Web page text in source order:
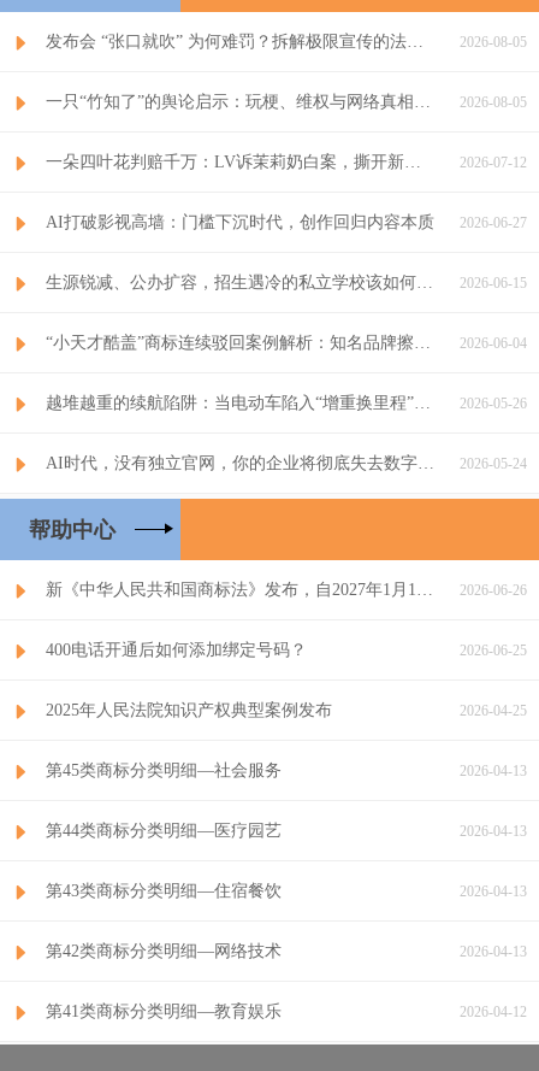
发布会 “张口就吹” 为何难罚？拆解极限宣传的法律漏洞与监管... 2026-08-05
一只“竹知了”的舆论启示：玩梗、维权与网络真相的博弈 2026-08-05
一朵四叶花判赔千万：LV诉茉莉奶白案，撕开新消费知识产权双重... 2026-07-12
AI打破影视高墙：门槛下沉时代，创作回归内容本质 2026-06-27
生源锐减、公办扩容，招生遇冷的私立学校该如何破局？ 2026-06-15
“小天才酷盖”商标连续驳回案例解析：知名品牌擦边注册的合规警... 2026-06-04
越堆越重的续航陷阱：当电动车陷入“增重换里程”的死循环 2026-05-26
AI时代，没有独立官网，你的企业将彻底失去数字话语权 2026-05-24
帮助中心
新《中华人民共和国商标法》发布，自2027年1月1日起施行 2026-06-26
400电话开通后如何添加绑定号码？ 2026-06-25
2025年人民法院知识产权典型案例发布 2026-04-25
第45类商标分类明细—社会服务 2026-04-13
第44类商标分类明细—医疗园艺 2026-04-13
第43类商标分类明细—住宿餐饮 2026-04-13
第42类商标分类明细—网络技术 2026-04-13
第41类商标分类明细—教育娱乐 2026-04-12